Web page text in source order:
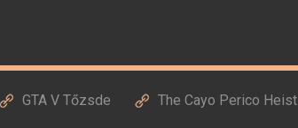
GTA V Tőzsde The Cayo Perico Heist